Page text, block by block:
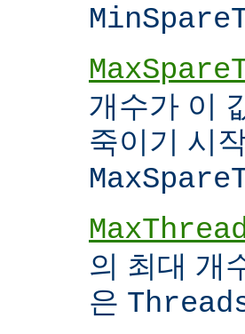
개수가 이
죽이기 시
의 최대 개
은